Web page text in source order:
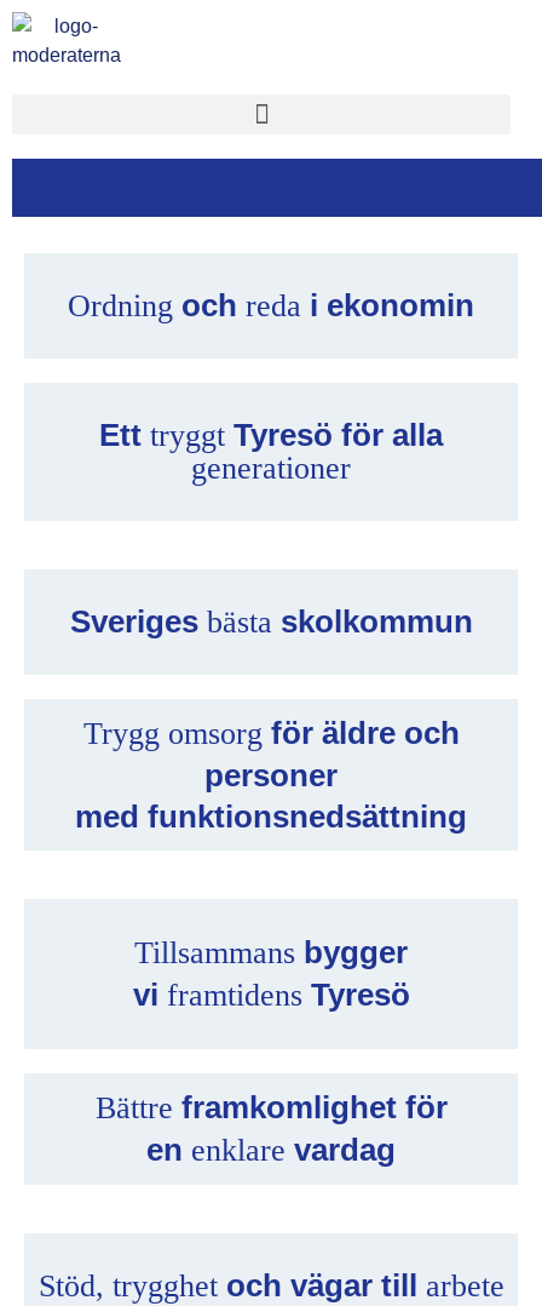
Ordning och reda i ekonomin
Ett tryggt Tyresö för alla
generationer
Sveriges bästa skolkommun
Trygg omsorg för äldre och
personer
med funktionsnedsättning
Tillsammans bygger
vi framtidens Tyresö
Bättre framkomlighet för
en enklare vardag
Stöd, trygghet och vägar till arbete